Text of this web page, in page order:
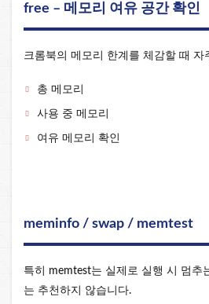
free – 메모리 여유 공간 확인
크롬북의 메모리 한계를 체감할 때 자
총 메모리
사용 중 메모리
여유 메모리 확인
meminfo / swap / memtest
특히 memtest는 실제로 실행 시 멈추
는 추천하지 않습니다.